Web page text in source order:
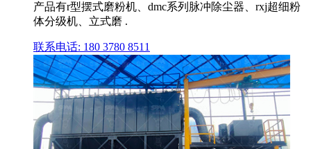
产品有r型摆式磨粉机、dmc系列脉冲除尘器、rxj超细粉
体分级机、立式磨 .
联系电话: 180 3780 8511